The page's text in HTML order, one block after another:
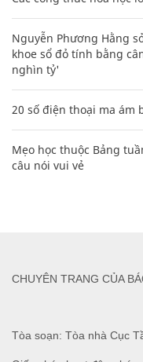
Nguyễn Phương Hằng
khoe sổ đỏ tính bằng
nghìn tỷ'
20 số điện thoại ma ám
Mẹo học thuộc Bảng
câu nói vui vẻ
Tòa soạn: Tòa nhà Cục
CHUYÊN TRANG CỦA